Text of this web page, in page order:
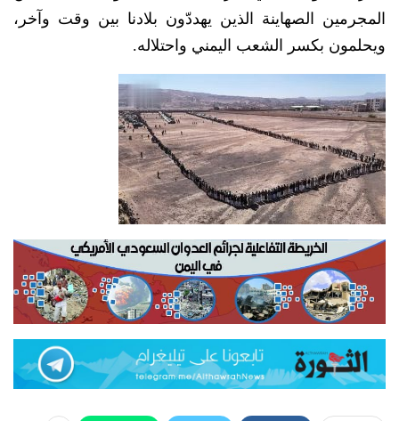
المجرمين الصهاينة الذين يهددّون بلادنا بين وقت وآخر،
ويحلمون بكسر الشعب اليمني واحتلاله.